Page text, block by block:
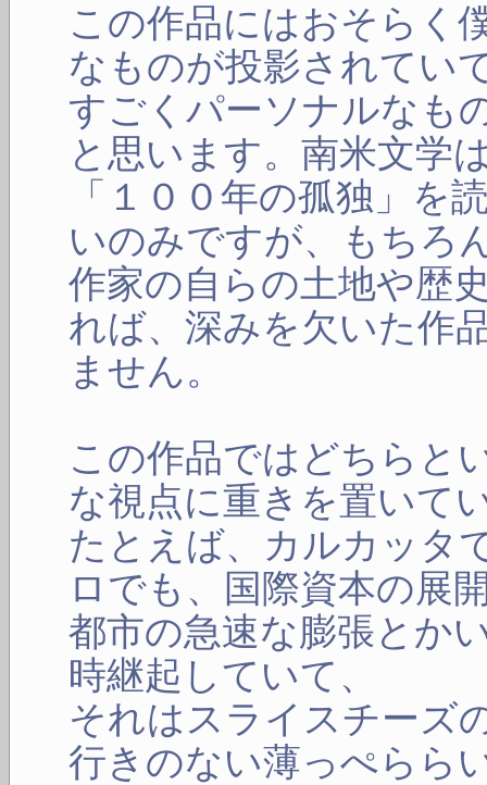
この作品にはおそらく
なものが投影されてい
すごくパーソナルなも
と思います。南米文学
「１００年の孤独」を
いのみですが、もちろ
作家の自らの土地や歴
れば、深みを欠いた作
ません。
この作品ではどちらと
な視点に重きを置いて
たとえば、カルカッタ
ロでも、国際資本の展
都市の急速な膨張とか
時継起していて、
それはスライスチーズ
行きのない薄っぺらら